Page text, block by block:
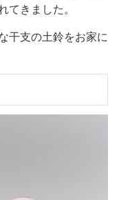
てきました。
干支の土鈴をお家に